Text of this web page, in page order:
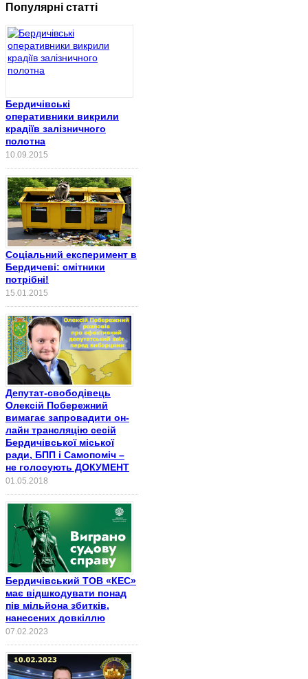
Популярні статті
Бердичівські
оперативники викрили
крадіїв залізничного
полотна
10.09.2015
Соціальний експеримент в
Бердичеві: смітники
потрібні!
15.01.2015
Депутат-свободівець
Олексій Побережний
вимагає запровадити он-
лайн трансляцію сесій
Бердичівської міської
ради, БПП і Самопоміч –
не голосують ДОКУМЕНТ
01.05.2018
Бердичівський ТОВ «КЕС»
має відшкодувати понад
пів мільйона збитків,
нанесених довкіллю
07.02.2023